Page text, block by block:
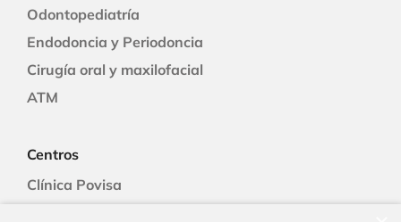
Odontopediatría
Endodoncia y Periodoncia
Cirugía oral y maxilofacial
ATM
Centros
Clínica Povisa